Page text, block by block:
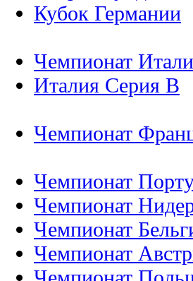
Кубок Германии
Чемпионат
Италия Серия B
Чемпионат
Чемпионат
Чемпионат
Чемпионат
Чемпионат